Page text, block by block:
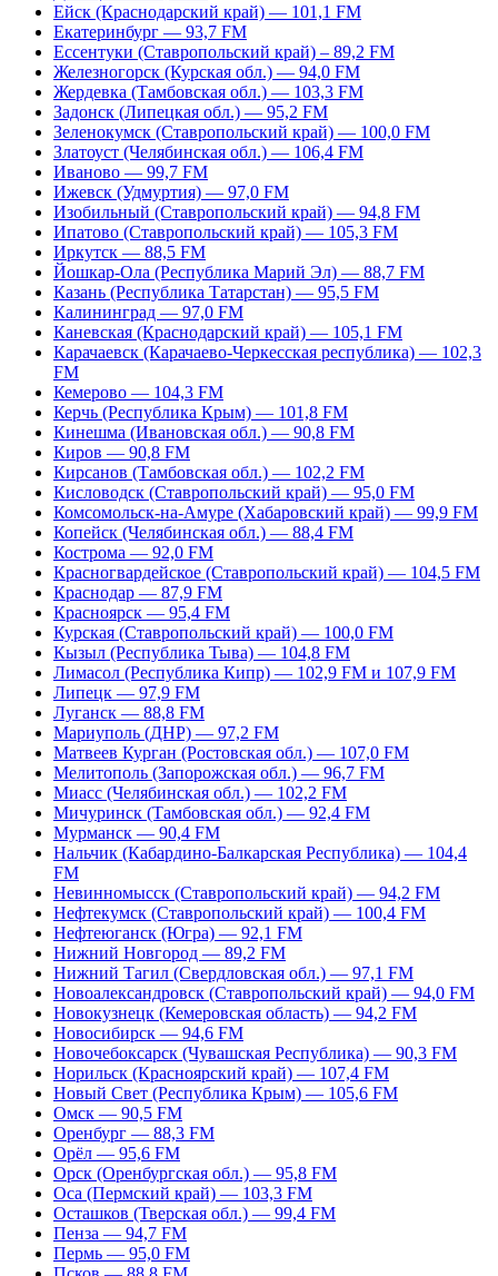
Ейск (Краснодарский край) — 101,1 FM
Екатеринбург — 93,7 FM
Ессентуки (Ставропольский край) – 89,2 FM
Железногорск (Курская обл.) — 94,0 FM
Жердевка (Тамбовская обл.) — 103,3 FM
Задонск (Липецкая обл.) — 95,2 FM
Зеленокумск (Ставропольский край) — 100,0 FM
Златоуст (Челябинская обл.) — 106,4 FM
Иваново — 99,7 FM
Ижевск (Удмуртия) — 97,0 FM
Изобильный (Ставропольский край) — 94,8 FM
Ипатово (Ставропольский край) — 105,3 FM
Иркутск — 88,5 FM
Йошкар-Ола (Республика Марий Эл) — 88,7 FM
Казань (Республика Татарстан) — 95,5 FM
Калининград — 97,0 FM
Каневская (Краснодарский край) — 105,1 FM
Карачаевск (Карачаево-Черкесская республика) — 102,3
FM
Кемерово — 104,3 FM
Керчь (Республика Крым) — 101,8 FM
Кинешма (Ивановская обл.) — 90,8 FM
Киров — 90,8 FM
Кирсанов (Тамбовская обл.) — 102,2 FM
Кисловодск (Ставропольский край) — 95,0 FM
Комсомольск-на-Амуре (Хабаровский край) — 99,9 FM
Копейск (Челябинская обл.) — 88,4 FM
Кострома — 92,0 FM
Красногвардейское (Ставропольский край) — 104,5 FM
Краснодар — 87,9 FM
Красноярск — 95,4 FM
Курская (Ставропольский край) — 100,0 FM
Кызыл (Республика Тыва) — 104,8 FM
Лимасол (Республика Кипр) — 102,9 FM и 107,9 FM
Липецк — 97,9 FM
Луганск — 88,8 FM
Мариуполь (ДНР) — 97,2 FM
Матвеев Курган (Ростовская обл.) — 107,0 FM
Мелитополь (Запорожская обл.) — 96,7 FM
Миасс (Челябинская обл.) — 102,2 FM
Мичуринск (Тамбовская обл.) — 92,4 FM
Мурманск — 90,4 FM
Нальчик (Кабардино-Балкарская Республика) — 104,4
FM
Невинномысск (Ставропольский край) — 94,2 FM
Нефтекумск (Ставропольский край) — 100,4 FM
Нефтеюганск (Югра) — 92,1 FM
Нижний Новгород — 89,2 FM
Нижний Тагил (Свердловская обл.) — 97,1 FM
Новоалександровск (Ставропольский край) — 94,0 FM
Новокузнецк (Кемеровская область) — 94,2 FM
Новосибирск — 94,6 FM
Новочебоксарск (Чувашская Республика) — 90,3 FM
Норильск (Красноярский край) — 107,4 FM
Новый Свет (Республика Крым) — 105,6 FM
Омск — 90,5 FM
Оренбург — 88,3 FM
Орёл — 95,6 FM
Орск (Оренбургская обл.) — 95,8 FM
Оса (Пермский край) — 103,3 FM
Осташков (Тверская обл.) — 99,4 FM
Пенза — 94,7 FM
Пермь — 95,0 FM